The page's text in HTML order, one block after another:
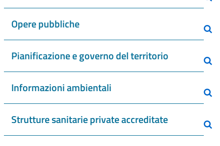
Opere pubbliche
Pianificazione e governo del territorio
Informazioni ambientali
Strutture sanitarie private accreditate